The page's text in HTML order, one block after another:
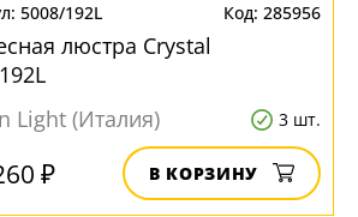
5008/192L 285956
люстра Crystal
Light (Италия)
3 шт.
₽ В КОРЗИНУ